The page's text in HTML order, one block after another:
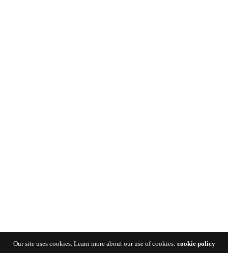
Our site uses cookies. Learn more about our use of cookies: cookie policy